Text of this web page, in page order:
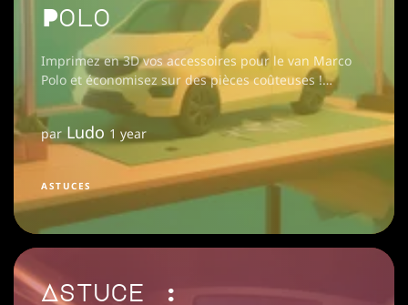
Polo
Imprimez en 3D vos accessoires pour le van Marco
Polo et économisez sur des pièces coûteuses !
Découvrez des modèles gratuits à télécharger. 🚐💡
par Ludo 1 year
ASTUCES
Astuce :